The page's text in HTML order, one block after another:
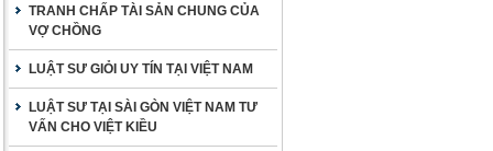
TRANH CHẤP TÀI SẢN CHUNG CỦA
VỢ CHỒNG
LUẬT SƯ GIỎI UY TÍN TẠI VIỆT NAM
LUẬT SƯ TẠI SÀI GÒN VIỆT NAM TƯ
VẤN CHO VIỆT KIỀU